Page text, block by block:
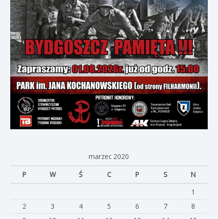
marzec 2020
P
W Ś C P S
N
1
2
3 4 5 6 7
8